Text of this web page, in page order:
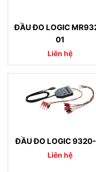
ĐẦU ĐO LOGIC
01
Liên hệ
ĐẦU ĐO LOGIC
Liên hệ